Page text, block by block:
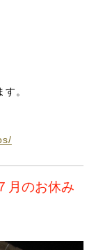
。
月のお休み